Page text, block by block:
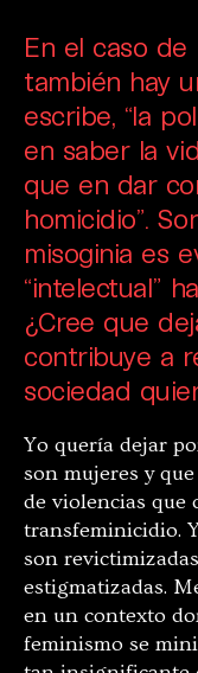
En el caso de
también hay
escribe, “la
en saber la
que en dar
homicidio”.
misoginia es
“intelectual”
¿Cree que
contribuye a
sociedad
Yo quería dejar
son mujeres y
de violencias que
transfeminicidio.
son
estigmatizadas.
en un contexto
feminismo se